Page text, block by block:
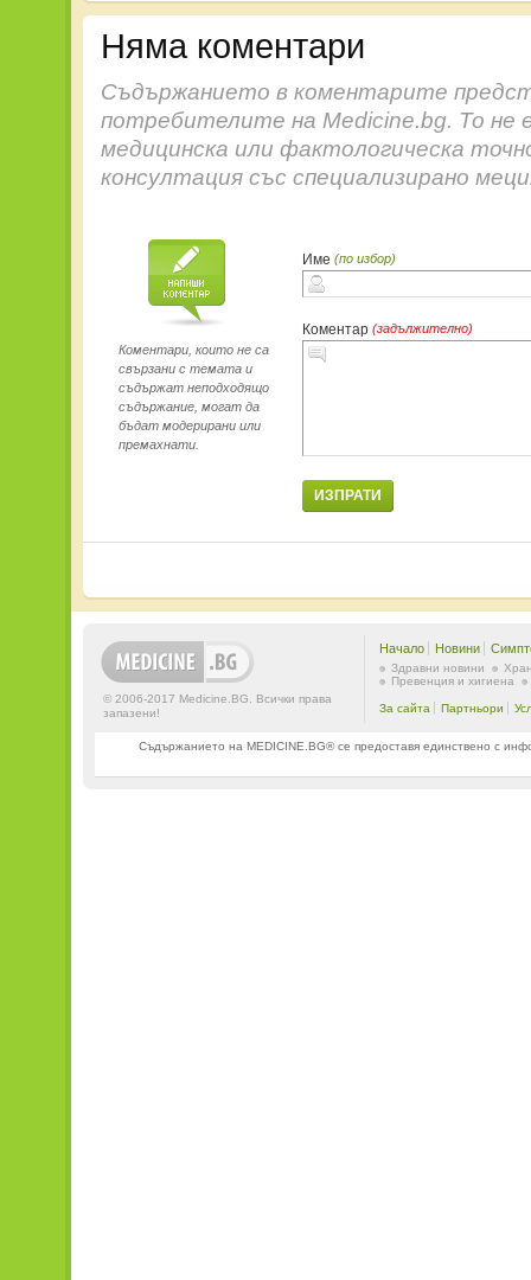
Няма коментари
Съдържанието в коментарите
потребителите на Medicine.bg. То не
медицинска или фактологическа
консултация със специализирано
Име (по избор)
Коментар (задължително)
ИЗПРАТИ
Коментари, които не са
свързани с темата и
съдържат неподходящо
съдържание, могат да
бъдат модерирани или
премахнати.
© 2006-2017 Medicine.BG. Всички права
запазени!
Начало Новини
Здравни новини
Превенция и хигиена
За сайта Партньори
Съдържанието на MEDICINE.BG® се предоставя единствено с